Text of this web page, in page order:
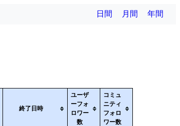
日間 月間 年間
終了日時
ユーザ
ーフォ
ロワー
数
コミュ
ニティ
フォロ
ワー数